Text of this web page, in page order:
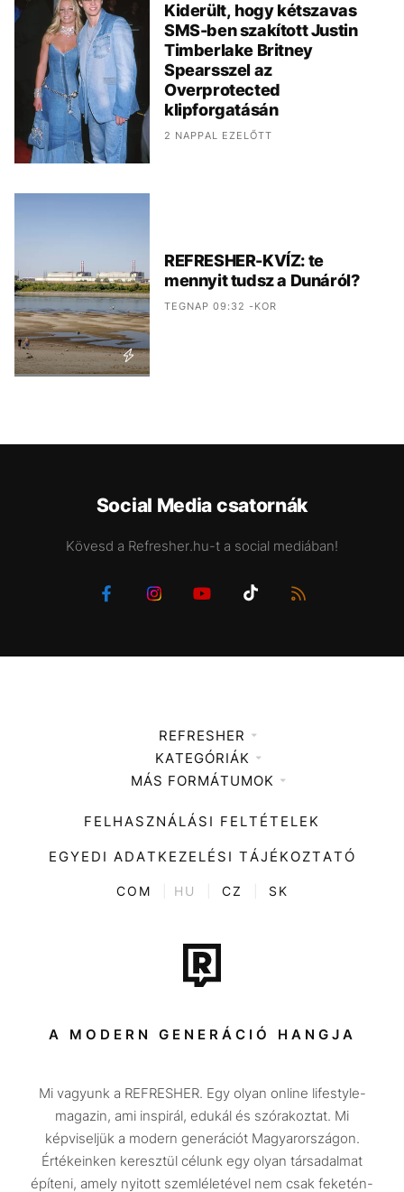
Kiderült, hogy kétszavas
SMS-ben szakított Justin
Timberlake Britney
Spearsszel az
Overprotected
klipforgatásán
2 NAPPAL EZELŐTT
REFRESHER-KVÍZ: te
mennyit tudsz a Dunáról?
TEGNAP 09:32 -KOR
Social Media csatornák
Kövesd a Refresher.hu-t a social mediában!
REFRESHER
Médiaajánlat
KATEGÓRIÁK
Zene
Divat
Kultúra
ENTR
Tech-Tudomány
Sport
Társadalom
Utazás
Életmód
Design
MÁS FORMÁTUMOK
FELHASZNÁLÁSI FELTÉTELEK
EGYEDI ADATKEZELÉSI TÁJÉKOZTATÓ
COM HU CZ SK
A MODERN GENERÁCIÓ HANGJA
Mi vagyunk a REFRESHER. Egy olyan online lifestyle-
magazin, ami inspirál, edukál és szórakoztat. Mi
képviseljük a modern generációt Magyarországon.
Értékeinken keresztül célunk egy olyan társadalmat
építeni, amely nyitott szemléletével nem csak feketén-